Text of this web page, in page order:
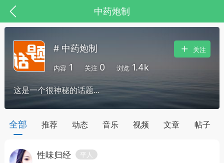
中药炮制
节气气象
# 中药炮制
内容 1 关注 0 浏览 1.4k
关注
这是一个很神秘的话题...
全部 推荐 动态 音乐 视频 文章 帖子
性味归经
平人